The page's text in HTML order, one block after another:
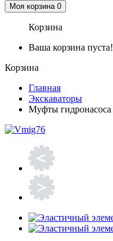
Моя корзина 0
Корзина
Ваша корзина пуста!
Корзина
Главная
Экскаваторы
Муфты гидронасоса